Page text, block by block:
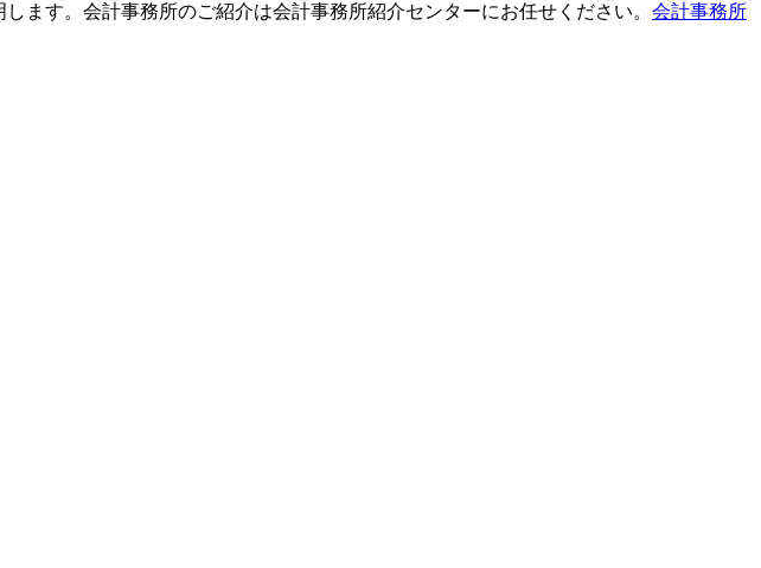
ます。会計事務所のご紹介は会計事務所紹介センターにお任せください。 会計事務所